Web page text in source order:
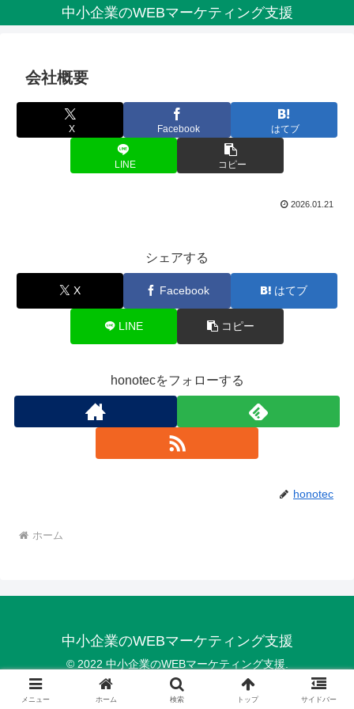
中小企業のWEBマーケティング支援
会社概要
X Facebook はてブ
LINE コピー
2026.01.21
シェアする
X Facebook はてブ
LINE コピー
honotecをフォローする
honotec
ホーム
中小企業のWEBマーケティング支援
© 2022 中小企業のWEBマーケティング支援.
メニュー ホーム 検索 トップ サイドバー